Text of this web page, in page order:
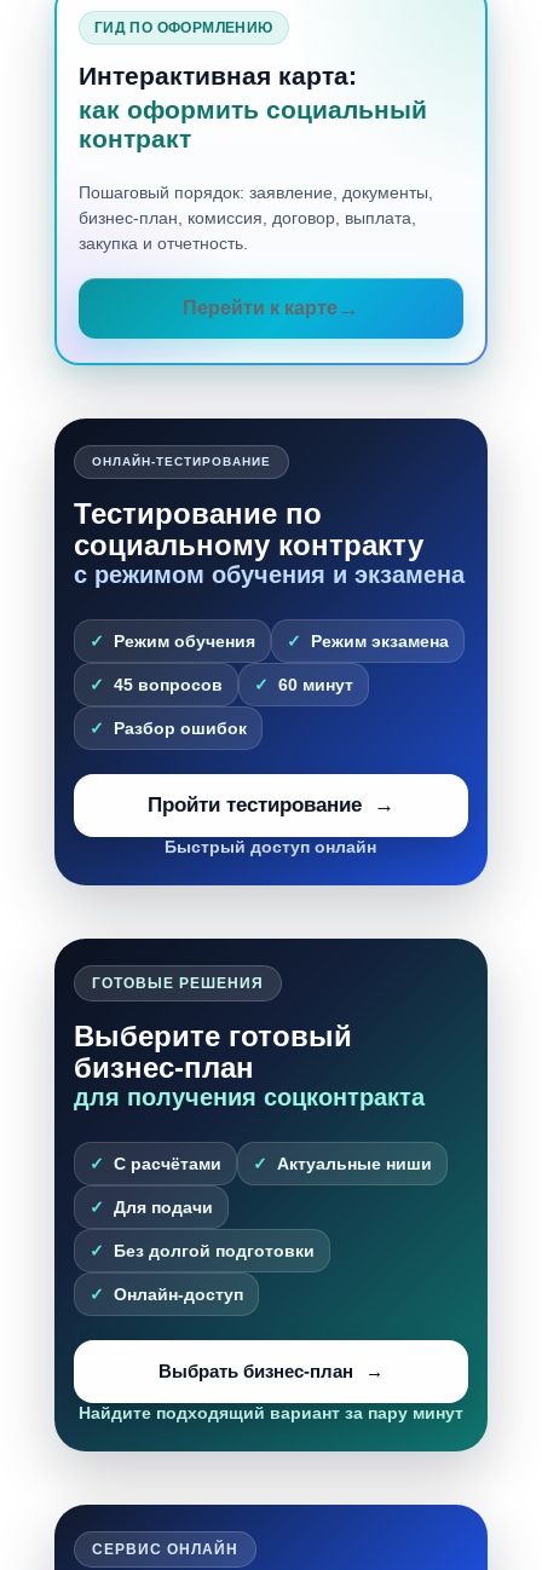
ГИД ПО ОФОРМЛЕНИЮ
Интерактивная карта:
как оформить социальный
контракт
Пошаговый порядок: заявление, документы,
бизнес-план, комиссия, договор, выплата,
закупка и отчетность.
Перейти к карте
ОНЛАЙН-ТЕСТИРОВАНИЕ
Тестирование по
социальному контракту
с режимом обучения и экзамена
Режим обучения Режим экзамена
45 вопросов 60 минут
Разбор ошибок
Пройти тестирование
Быстрый доступ онлайн
ГОТОВЫЕ РЕШЕНИЯ
Выберите готовый
бизнес-план
для получения соцконтракта
С расчётами Актуальные ниши
Для подачи
Без долгой подготовки
Онлайн-доступ
Выбрать бизнес-план
Найдите подходящий вариант за пару минут
СЕРВИС ОНЛАЙН